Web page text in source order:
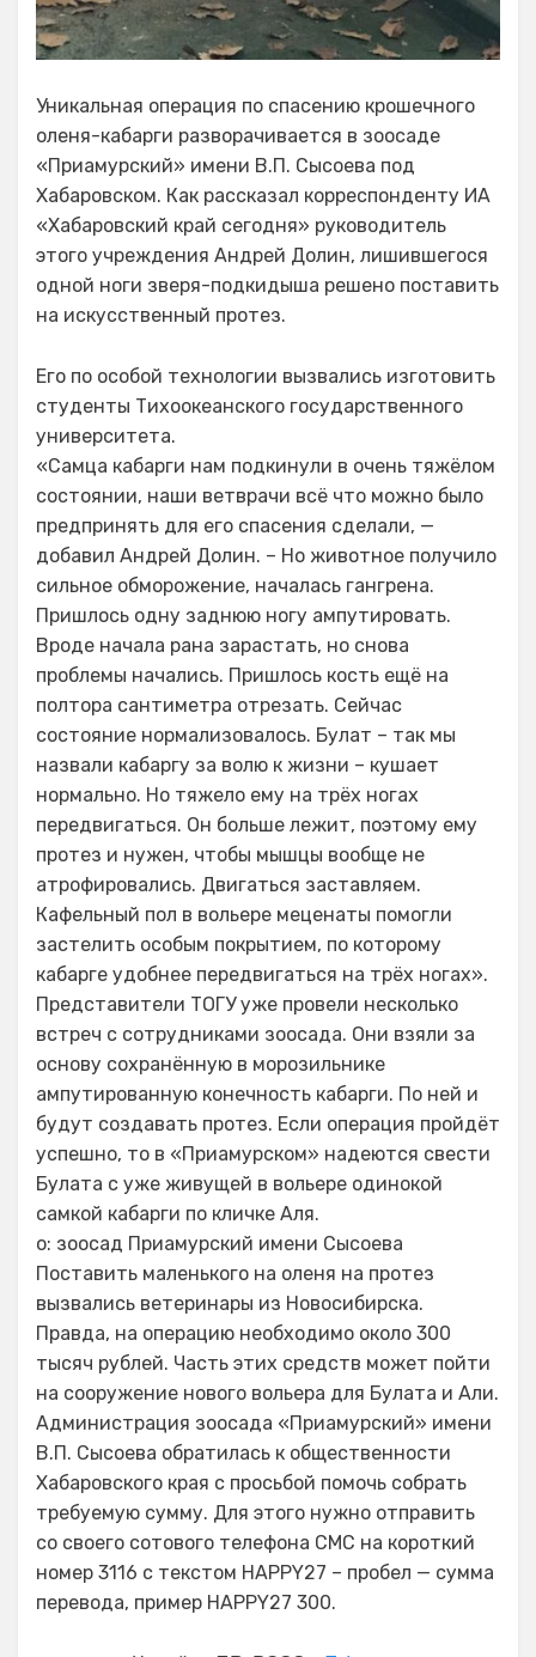
Уникальная операция по спасению крошечного
оленя-кабарги разворачивается в зоосаде
«Приамурский» имени В.П. Сысоева под
Хабаровском. Как рассказал корреспонденту ИА
«Хабаровский край сегодня» руководитель
этого учреждения Андрей Долин, лишившегося
одной ноги зверя-подкидыша решено поставить
на искусственный протез.
Его по особой технологии вызвались изготовить
студенты Тихоокеанского государственного
университета.
«Самца кабарги нам подкинули в очень тяжёлом
состоянии, наши ветврачи всё что можно было
предпринять для его спасения сделали, —
добавил Андрей Долин. – Но животное получило
сильное обморожение, началась гангрена.
Пришлось одну заднюю ногу ампутировать.
Вроде начала рана зарастать, но снова
проблемы начались. Пришлось кость ещё на
полтора сантиметра отрезать. Сейчас
состояние нормализовалось. Булат – так мы
назвали кабаргу за волю к жизни – кушает
нормально. Но тяжело ему на трёх ногах
передвигаться. Он больше лежит, поэтому ему
протез и нужен, чтобы мышцы вообще не
атрофировались. Двигаться заставляем.
Кафельный пол в вольере меценаты помогли
застелить особым покрытием, по которому
кабарге удобнее передвигаться на трёх ногах».
Представители ТОГУ уже провели несколько
встреч с сотрудниками зоосада. Они взяли за
основу сохранённую в морозильнике
ампутированную конечность кабарги. По ней и
будут создавать протез. Если операция пройдёт
успешно, то в «Приамурском» надеются свести
Булата с уже живущей в вольере одинокой
самкой кабарги по кличке Аля.
о: зоосад Приамурский имени Сысоева
Поставить маленького на оленя на протез
вызвались ветеринары из Новосибирска.
Правда, на операцию необходимо около 300
тысяч рублей. Часть этих средств может пойти
на сооружение нового вольера для Булата и Али.
Администрация зоосада «Приамурский» имени
В.П. Сысоева обратилась к общественности
Хабаровского края с просьбой помочь собрать
требуемую сумму. Для этого нужно отправить
со своего сотового телефона СМС на короткий
номер 3116 с текстом HAPPY27 – пробел — сумма
перевода, пример HAPPY27 300.